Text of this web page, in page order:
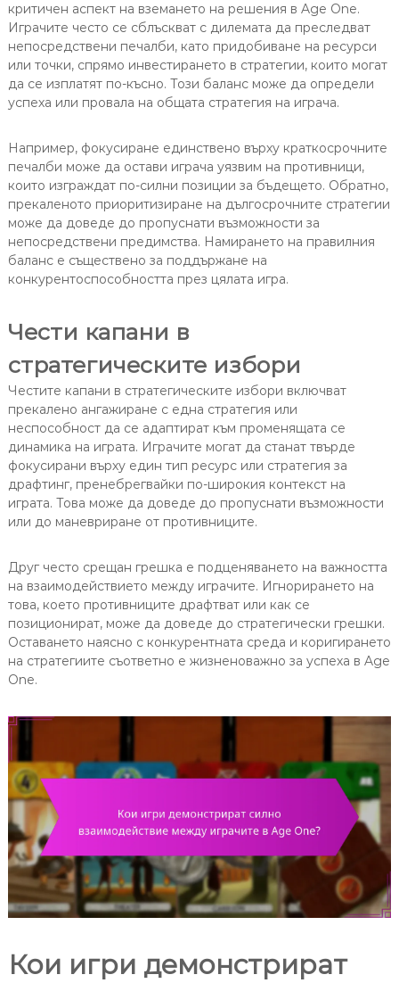
критичен аспект на вземането на решения в Age One.
Играчите често се сблъскват с дилемата да преследват
непосредствени печалби, като придобиване на ресурси
или точки, спрямо инвестирането в стратегии, които могат
да се изплатят по-късно. Този баланс може да определи
успеха или провала на общата стратегия на играча.
Например, фокусиране единствено върху краткосрочните
печалби може да остави играча уязвим на противници,
които изграждат по-силни позиции за бъдещето. Обратно,
прекаленото приоритизиране на дългосрочните стратегии
може да доведе до пропуснати възможности за
непосредствени предимства. Намирането на правилния
баланс е съществено за поддържане на
конкурентоспособността през цялата игра.
Чести капани в
стратегическите избори
Честите капани в стратегическите избори включват
прекалено ангажиране с една стратегия или
неспособност да се адаптират към променящата се
динамика на играта. Играчите могат да станат твърде
фокусирани върху един тип ресурс или стратегия за
драфтинг, пренебрегвайки по-широкия контекст на
играта. Това може да доведе до пропуснати възможности
или до маневриране от противниците.
Друг често срещан грешка е подценяването на важността
на взаимодействието между играчите. Игнорирането на
това, което противниците драфтват или как се
позиционират, може да доведе до стратегически грешки.
Оставането наясно с конкурентната среда и коригирането
на стратегиите съответно е жизненоважно за успеха в Age
One.
Кои игри демонстрират